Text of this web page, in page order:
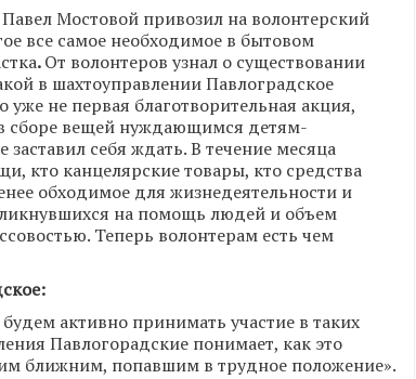
Мостовой привозил на волонтерский
все самое необходимое в бытовом
.От волонтеров узнал о существовании
в шахтоуправлении Павлоградское
не первая благотворительная акция,
сборе вещей нуждающимся детям-
себя ждать. В течение месяца
кто канцелярские товары, кто средства
обходимое для жизнедеятельности и
на помощь людей и объем
Теперь волонтерам есть чем
активно принимать участие в таких
Павлогорадские понимает, как это
ближним, попавшим в трудное положение».